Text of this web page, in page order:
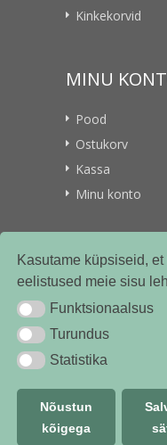
Kasutame küpsiseid,
eelistused meie sisu
Funktsionaalsus
Funktsionaalsus
TurundusTurundus
StatistikaStatistika
Nõustun
kõigega
Kinkekorvid
MINU
Pood
Ostukorv
Kassa
Minu konto
©